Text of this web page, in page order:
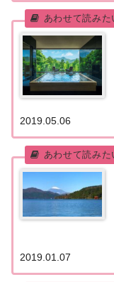
2019.05.06
2019.01.07